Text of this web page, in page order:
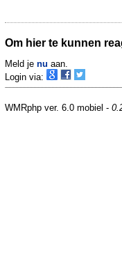
Om hier te kunnen
Meld je nu aan.
Login via:
WMRphp ver. 6.0 mobiel -